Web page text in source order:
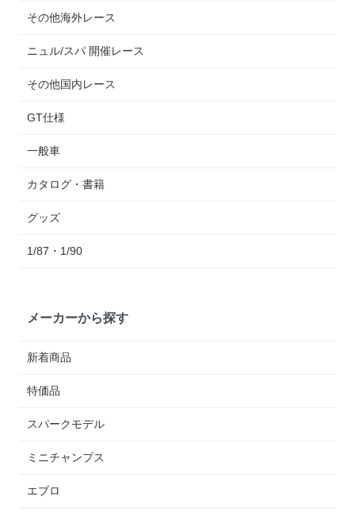
その他海外レース
ニュル/スパ 開催レース
その他国内レース
GT仕様
一般車
カタログ・書籍
グッズ
1/87・1/90
メーカーから探す
新着商品
特価品
スパークモデル
ミニチャンプス
エブロ